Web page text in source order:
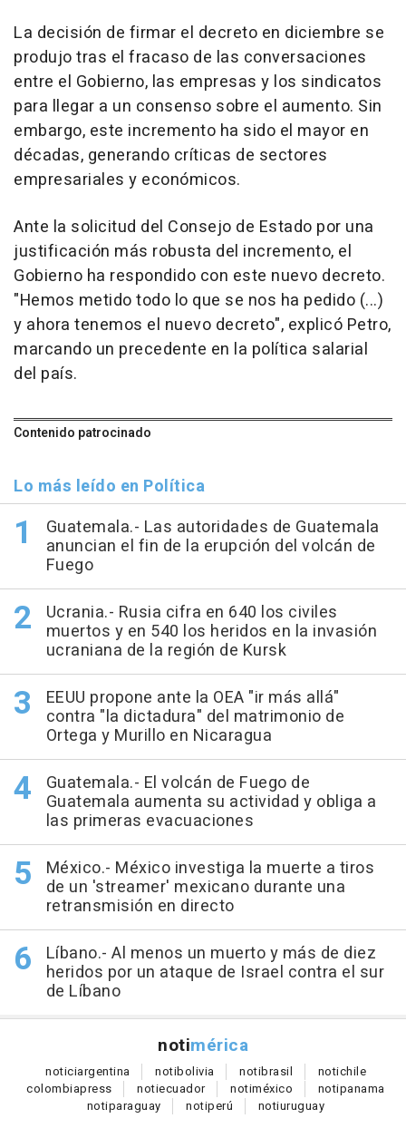
La decisión de firmar el decreto en diciembre se
produjo tras el fracaso de las conversaciones
entre el Gobierno, las empresas y los sindicatos
para llegar a un consenso sobre el aumento. Sin
embargo, este incremento ha sido el mayor en
décadas, generando críticas de sectores
empresariales y económicos.
Ante la solicitud del Consejo de Estado por una
justificación más robusta del incremento, el
Gobierno ha respondido con este nuevo decreto.
"Hemos metido todo lo que se nos ha pedido (...)
y ahora tenemos el nuevo decreto", explicó Petro,
marcando un precedente en la política salarial
del país.
Contenido patrocinado
Lo más leído en Política
Guatemala.- Las autoridades de Guatemala
anuncian el fin de la erupción del volcán de
Fuego
Ucrania.- Rusia cifra en 640 los civiles
muertos y en 540 los heridos en la invasión
ucraniana de la región de Kursk
EEUU propone ante la OEA "ir más allá"
contra "la dictadura" del matrimonio de
Ortega y Murillo en Nicaragua
Guatemala.- El volcán de Fuego de
Guatemala aumenta su actividad y obliga a
las primeras evacuaciones
México.- México investiga la muerte a tiros
de un 'streamer' mexicano durante una
retransmisión en directo
Líbano.- Al menos un muerto y más de diez
heridos por un ataque de Israel contra el sur
de Líbano
notimérica
noticiargentina notibolivia notibrasil notichile
colombiapress notiecuador notiméxico notipanama
notiparaguay notiperú notiuruguay